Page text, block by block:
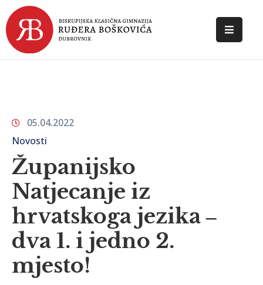
POČETNA
DOKUMENTI
KONTAKT
05.04.2022
Novosti
Županijsko
Natjecanje iz
hrvatskoga jezika ‒
dva 1. i jedno 2.
mjesto!